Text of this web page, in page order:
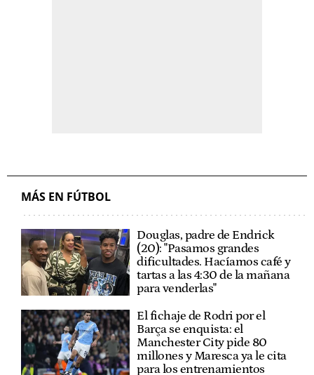
MÁS EN FÚTBOL
Douglas, padre de Endrick
(20): "Pasamos grandes
dificultades. Hacíamos café y
tartas a las 4:30 de la mañana
para venderlas"
El fichaje de Rodri por el
Barça se enquista: el
Manchester City pide 80
millones y Maresca ya le cita
para los entrenamientos